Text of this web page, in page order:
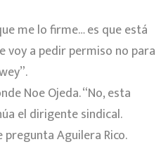
me lo firme… es que está
voy a pedir permiso no para
Noe Ojeda. “No, esta
el dirigente sindical.
Aguilera Rico.